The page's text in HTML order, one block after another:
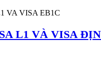
L1 VÀ VISA